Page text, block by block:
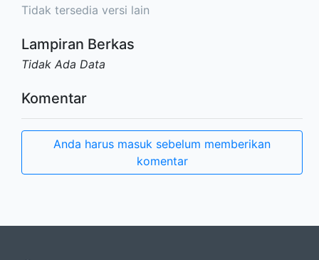
Tidak tersedia versi lain
Lampiran Berkas
Tidak Ada Data
Komentar
Anda harus masuk sebelum memberikan
komentar